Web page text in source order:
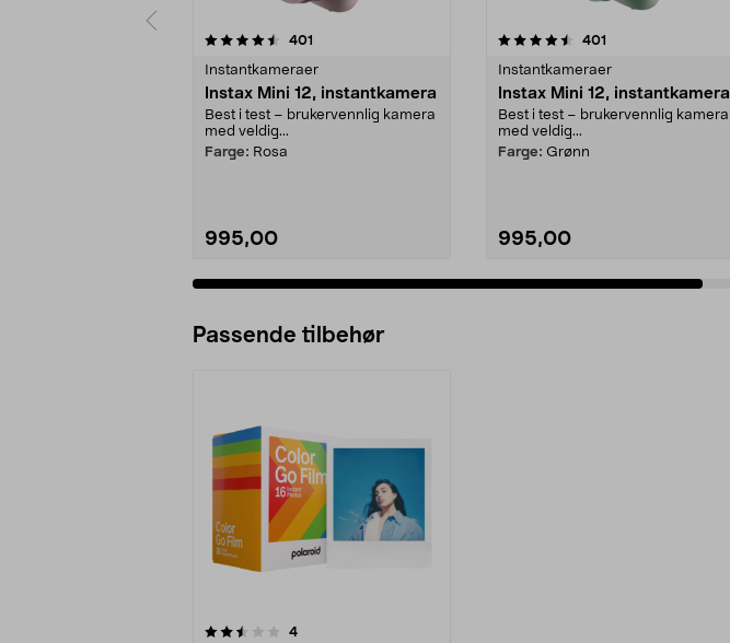
401
Instantkameraer
Instax Mini 12, instantkamera
Best i test – brukervennlig kamera
med veldig...
Farge: Rosa
995,00
4.5 av 5 stjerner 401
Instantkameraer
Instax Mini 12, instantkamera
Best i test – brukervennlig kamera
med veldig...
Farge: Grønn
995,00
5.0 av 5 stjerner
Passende tilbehør
4anmeldelser